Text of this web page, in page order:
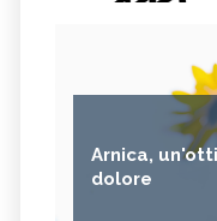
Arnica,
dolore